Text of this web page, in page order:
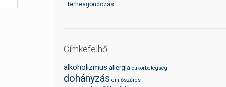
terhesgondozás
Címkefelhő
alkoholizmus allergia cukorbetegség
dohányzás emlőszűrés